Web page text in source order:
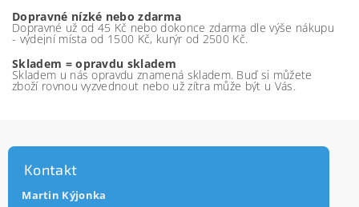
Dopravné nízké nebo zdarma
Dopravné už od 45 Kč nebo dokonce zdarma dle výše nákupu
- výdejní místa od 1500 Kč, kurýr od 2500 Kč.
Skladem = opravdu skladem
Skladem u nás opravdu znamená skladem. Buď si můžete
zboží rovnou vyzvednout nebo už zítra může být u Vás.
Kontakt
Martin Kýjonka